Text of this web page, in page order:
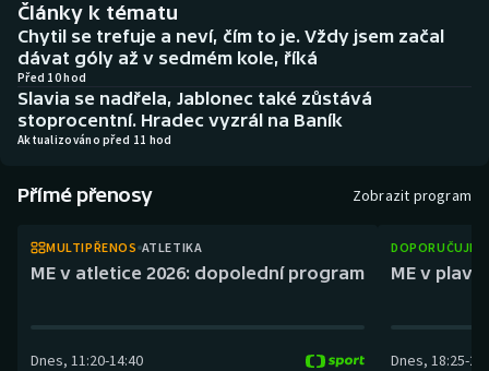
Baseball a softbal
Basketbal
Biatlon
Boby a skeleton
Box
Historické návraty
Aplikace ČT sport
AZ kvíz
Články k tématu
Chytil se trefuje a neví, čím to je. Vždy jsem začal
dávat góly až v sedmém kole, říká
Před 10 hod
Slavia se nadřela, Jablonec také zůstává
stoprocentní. Hradec vyzrál na Baník
Aktualizováno před 11 hod
Přímé přenosy Zobrazit program
MULTIPŘENOS ATLETIKA
ME v atletice 2026: dopolední program
Dnes, 11:20-14:40
ME v
Dnes, 18:25-